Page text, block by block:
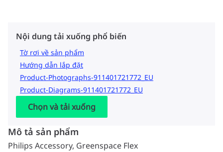
Nội dung tải xuống phổ biến
Tờ rơi về sản phẩm
Hướng dẫn lắp đặt
Product-Photographs-911401721772_EU
Product-Diagrams-911401721772_EU
Chọn và tải xuống
Mô tả sản phẩm
Philips Accessory, Greenspace Flex